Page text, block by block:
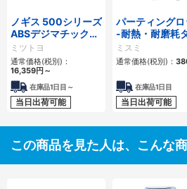
ノギス 500シリーズ
ABSデジマチックキ
ャリパ CD-AX
ミツトヨ
通常価格(税別)：
16,359円～
在庫品1日目～
当日出荷可能
パーティングロ
-耐熱・耐磨耗
プ-
ミスミ
通常価格(税別)：
在庫品1日目
当日出荷可能
この商品を見た人は、こんな